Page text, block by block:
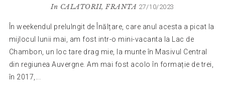
In CALATORII,FRANTA 27/10/2023
În weekendul prelulngit de Înălțare, care anul acesta a picat la
mijlocul lunii mai, am fost intr-o mini-vacanta la Lac de
Chambon, un loc tare drag mie, la munte în Masivul Central
din regiunea Auvergne. Am mai fost acolo în formație de trei,
în 2017,...